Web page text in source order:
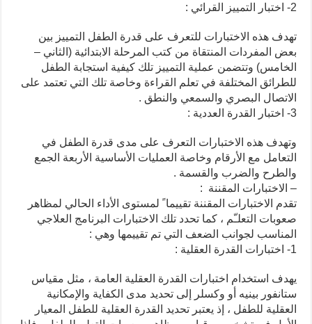
2- اختبار التمييز القرائي :
تهدف هذه الاختبارات للتعرف على قدرة الطفل التمييز بين
بعض المفردات المنتقاة من كتب المرحلة الابتدائية (الثاني –
الخامس) وتتضمن عملية التمييز تلك كيفية استجابة الطفل
للطرائق المختلفة في تعلم القراءة وخاصة تلك التي تعتمد على
الاتصال البصري والسمعي والنطق .
3- اختبار القدرة العددية :
وتهدف هذه الاختبارات التعرف على مدى قدرة الطفل في
التعامل مع الأرقام وخاصة العمليات الأساسية الأربعة الجمع
والطرح والضرب والقسمة .
– الاختبارات المقننة :
تقدم الاختبارات المقننة تقييما ً لمستوى الأداء الحالي لمظاهر
صعوبات التعلـّم ، كما تحدد تلك الاختبارات البرنامج العلاجي
المناسب لجوانب الضعف التي تم تقييمها وهي :
1- اختبارات القدرة العقلية :
يهدف استخدام اختبارات القدرة العقلية العامة ، مثل مقياس
ستانفور بينيه أو وكسلر إلى تحديد مدى الكفاية والإمكانية
العقلية للطفل ، إذ يعتبر تحديد القدرة العقلية للطفل المعيار